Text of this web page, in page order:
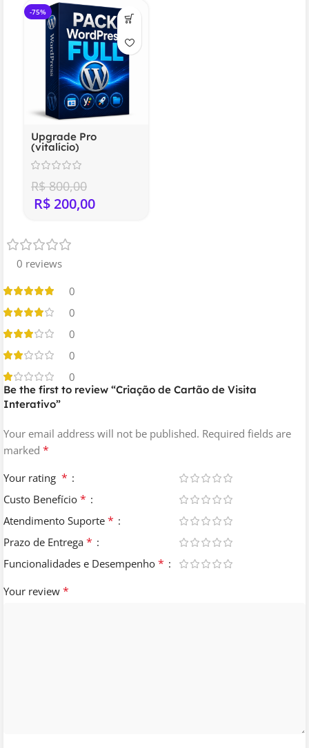
-75%
Upgrade Pro
(vitalício)
R$800,00
R$ 200,00
0 reviews
0
0
0
0
0
Be the first to review “Criação de Cartão de Visita
Interativo”
Your email address will not be published. Required fields are
marked *
Your rating *
Custo Benefício *
Atendimento Suporte *
Prazo de Entrega *
Funcionalidades e Desempenho *
Your review *